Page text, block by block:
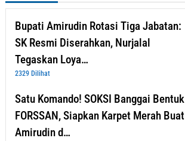
Bupati Amirudin Rotasi Tiga Jabatan:
SK Resmi Diserahkan, Nurjalal
Tegaskan Loya…
2329 Dilihat
Satu Komando! SOKSI Banggai Bentuk
FORSSAN, Siapkan Karpet Merah Buat
Amirudin d…